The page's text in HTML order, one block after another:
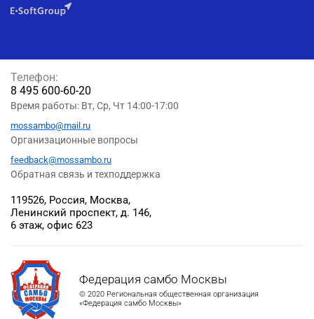
Федерация самбо Москвы
© 2020 Региональная общественная организация
«Федерация самбо Москвы»
119526, Россия, Москва,
Ленинский проспект, д. 146,
6 этаж, офис 623
Телефон:
8 495 600-60-20
Время работы: Вт, Ср, Чт 14:00-17:00
mossambo@mail.ru
Организационные вопросы
feedback@mossambo.ru
Обратная связь и техподдержка